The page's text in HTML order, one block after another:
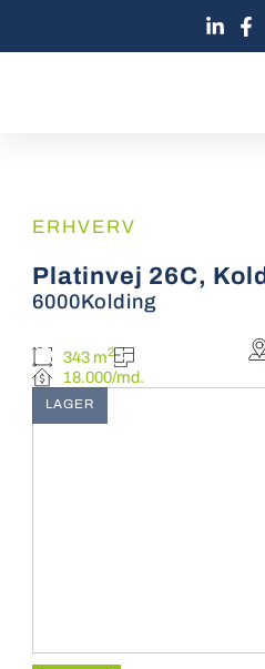
ERHVERV
Platinvej 26C,
6000Kolding
343 m2
18.000/md.
LAGER